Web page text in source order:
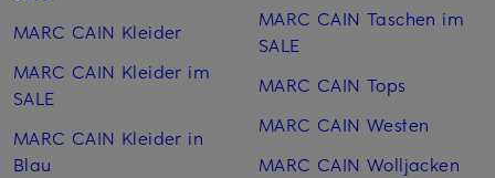
MARC CAIN Kleider
MARC CAIN Kleider im
SALE
MARC CAIN Kleider in
Blau
MARC CAIN Taschen im
SALE
MARC CAIN Tops
MARC CAIN Westen
MARC CAIN Woll­jacken